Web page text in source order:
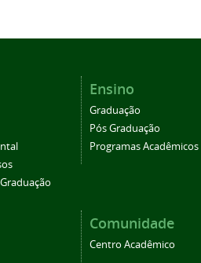
Ensino
Graduação
Pós Graduação
Programas Acadêmicos
Comunidade
Centro Acadêmico